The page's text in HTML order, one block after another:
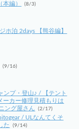
編） (8/3)
ホ泊 2days 【熊谷編】
(9/16)
ンプ・登山♪ / 【テント
ーカー修理見積もりは
ング屋さん
(2/17)
/ ULなんてくそ
た
(9/14)